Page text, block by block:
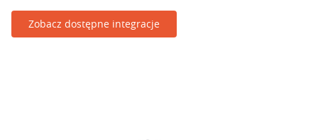
Zobacz dostępne integracje